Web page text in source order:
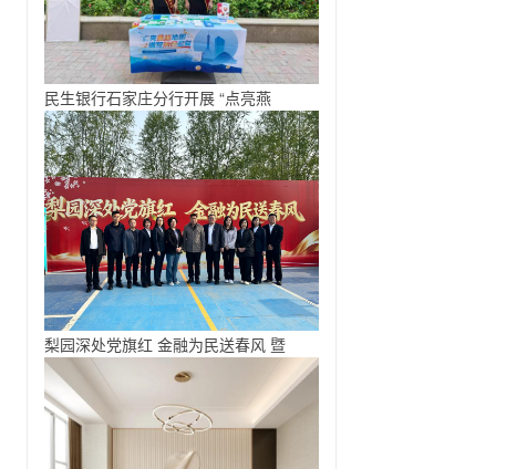
民生银行石家庄分行开展 “点亮燕
梨园深处党旗红 金融为民送春风 暨